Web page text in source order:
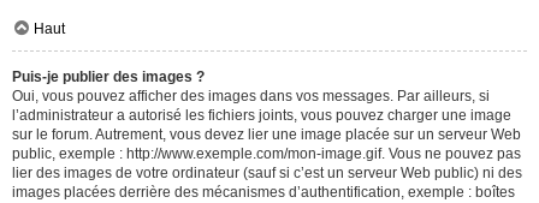
Haut
Puis-je publier des images ?
Oui, vous pouvez afficher des images dans vos messages. Par ailleurs, si
l’administrateur a autorisé les fichiers joints, vous pouvez charger une image
sur le forum. Autrement, vous devez lier une image placée sur un serveur Web
public, exemple : http://www.exemple.com/mon-image.gif. Vous ne pouvez pas
lier des images de votre ordinateur (sauf si c’est un serveur Web public) ni des
images placées derrière des mécanismes d’authentification, exemple : boîtes